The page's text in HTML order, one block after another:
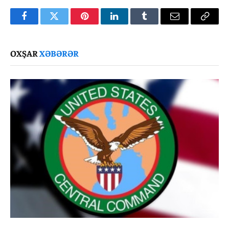
FacebookTwitter PinterestLinkedInTumblr Email
Copy
OXŞARXƏBƏRƏR